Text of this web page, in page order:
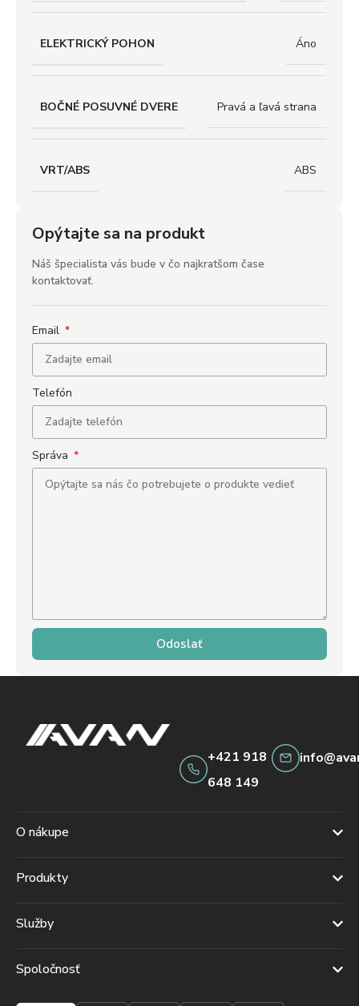
ELEKTRICKÝ POHON Áno
BOČNÉ POSUVNÉ DVERE Pravá a ľavá strana
VRT/ABS ABS
Opýtajte sa na produkt
Náš špecialista vás bude v čo najkratšom čase
kontaktovať.
Email
Telefón
Správa
Odoslať
+421 918
648 149
O nákupe
Produkty
Služby
Spoločnosť